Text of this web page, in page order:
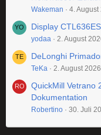
Wakeman 4. August
Display
yodaa 2. August
DeLonghi
TeKa 2. August
QuickMill Vetrano
Dokumentation
Robertino 30. Juli